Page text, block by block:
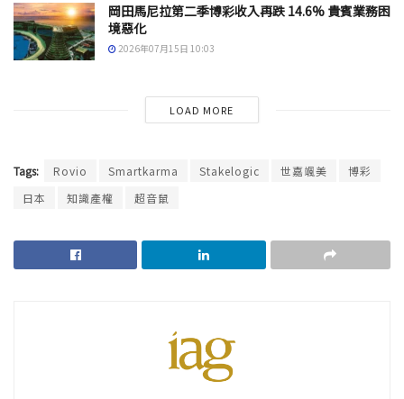
岡田馬尼拉第二季博彩收入再跌 14.6% 貴賓業務困
境惡化
2026年07月15日 10:03
LOAD MORE
Tags: Rovio Smartkarma Stakelogic 世嘉颯美
博彩
日本
知識產權 超音鼠